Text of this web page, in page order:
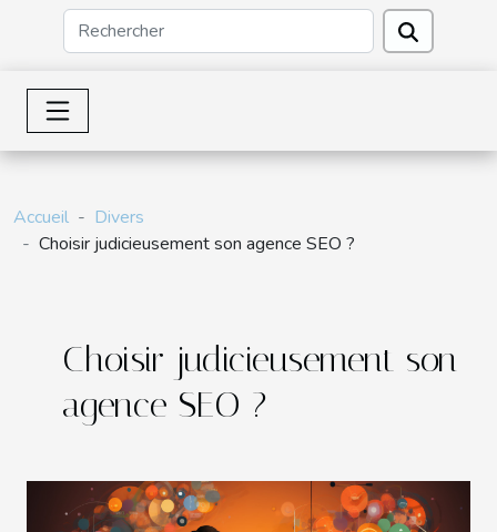
Accueil
Divers
Choisir judicieusement son agence SEO ?
Choisir judicieusement son
agence SEO ?